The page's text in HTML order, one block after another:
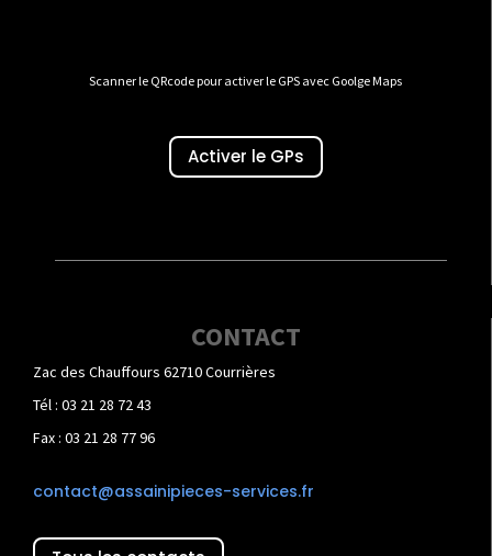
Scanner le QRcode pour activer le GPS avec Goolge Maps
Activer le GPs
CONTACT
Zac des Chauffours 62710 Courrières
Tél : 03 21 28 72 43
Fax : 03 21 28 77 96
contact@assainipieces-services.fr